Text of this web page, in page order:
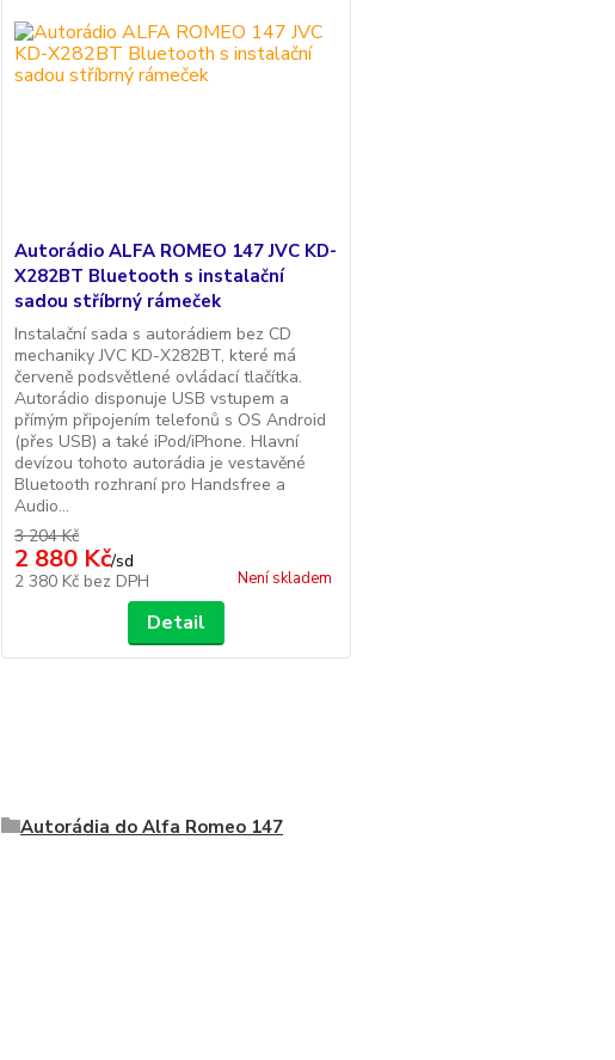
Autorádio ALFA ROMEO 147 JVC KD-
X282BT Bluetooth s instalační
sadou stříbrný rámeček
Instalační sada s autorádiem bez CD
mechaniky JVC KD-X282BT, které má
červeně podsvětlené ovládací tlačítka.
Autorádio disponuje USB vstupem a
přímým připojením telefonů s OS Android
(přes USB) a také iPod/iPhone. Hlavní
devízou tohoto autorádia je vestavěné
Bluetooth rozhraní pro Handsfree a
Audio...
3 204 Kč
2 880 Kč/sd
2 380 Kč bez DPH Není skladem
Detail
Autorádia do Alfa Romeo 147